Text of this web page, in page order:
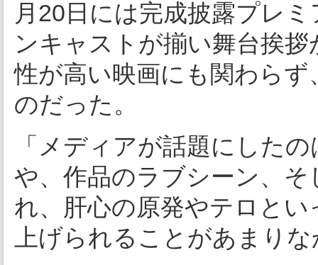
月20日には完成披露プレ
ンキャストが揃い舞台挨
性が高い映画にも関わらず
のだった。
「メディアが話題にした
や、作品のラブシーン、
れ、肝心の原発やテロと
上げられることがあまり